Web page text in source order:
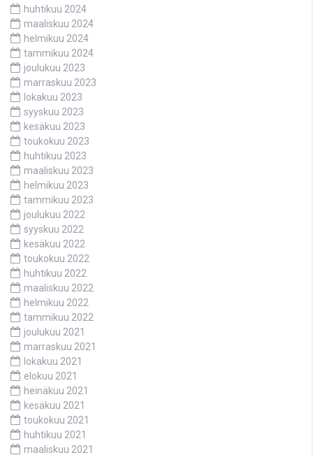
huhtikuu 2024
maaliskuu 2024
helmikuu 2024
tammikuu 2024
joulukuu 2023
marraskuu 2023
lokakuu 2023
syyskuu 2023
kesäkuu 2023
toukokuu 2023
huhtikuu 2023
maaliskuu 2023
helmikuu 2023
tammikuu 2023
joulukuu 2022
syyskuu 2022
kesäkuu 2022
toukokuu 2022
huhtikuu 2022
maaliskuu 2022
helmikuu 2022
tammikuu 2022
joulukuu 2021
marraskuu 2021
lokakuu 2021
elokuu 2021
heinäkuu 2021
kesäkuu 2021
toukokuu 2021
huhtikuu 2021
maaliskuu 2021